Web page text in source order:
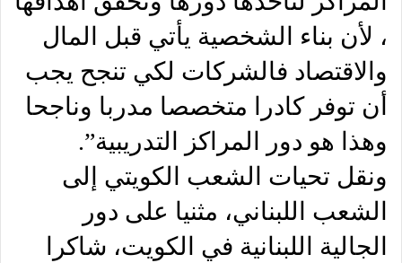
، لأن بناء الشخصية يأتي قبل المال
والاقتصاد فالشركات لكي تنجح يجب
أن توفر كادرا متخصصا مدربا وناجحا
وهذا هو دور المراكز التدريبية”.
ونقل تحيات الشعب الكويتي إلى
الشعب اللبناني، مثنيا على دور
الجالية اللبنانية في الكويت، شاكرا